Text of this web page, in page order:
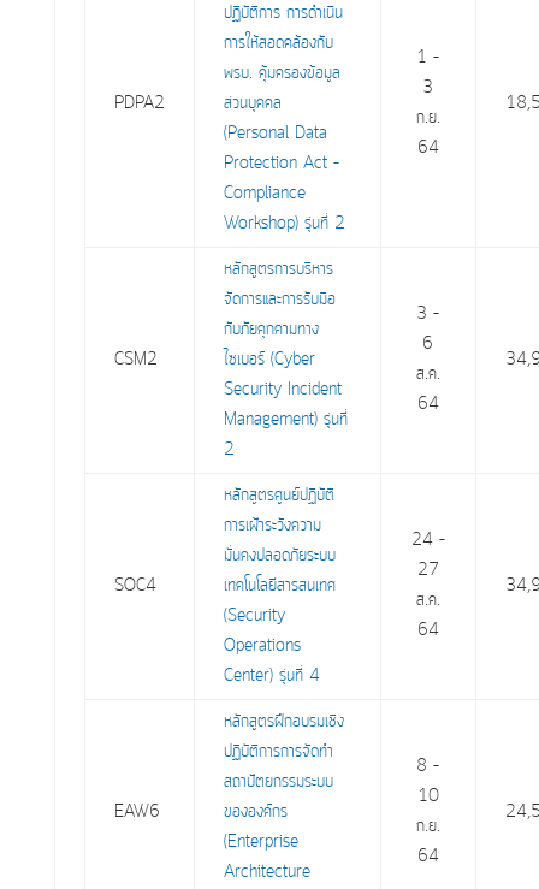
PDPA2
ปฏิบัติการ การดำเนิน
การให้สอดคล้องกับ
พรบ. คุ้มครองข้อมูล
ส่วนบุคคล
(Personal Data
Protection Act –
Compliance
Workshop) รุ่นที่ 2
1 –
3
ก.ย.
64
CSM2
หลักสูตรการบริหาร
จัดการและการรับมือ
กับภัยคุกคามทาง
ไซเบอร์ (Cyber
Security Incident
Management) รุ่นที่
2
3 –
6
ส.ค.
64
SOC4
หลักสูตรศูนย์ปฏิบัติ
การเฝ้าระวังความ
มั่นคงปลอดภัยระบบ
เทคโนโลยีสารสนเทศ
(Security
Operations
Center) รุ่นที่ 4
24 –
27
ส.ค.
64
EAW6
หลักสูตรฝึกอบรมเชิง
ปฏิบัติการการจัดทำ
สถาปัตยกรรมระบบ
ขององค์กร
(Enterprise
Architecture
8 –
10
ก.ย.
64